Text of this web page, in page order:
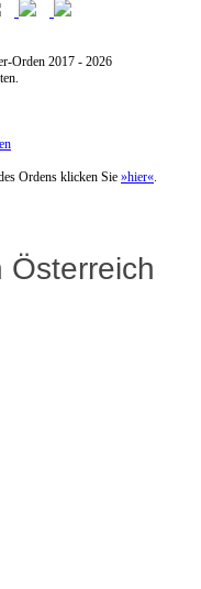
Orden 2017 - 2026
Ordens klicken Sie »hier«.
Österreich